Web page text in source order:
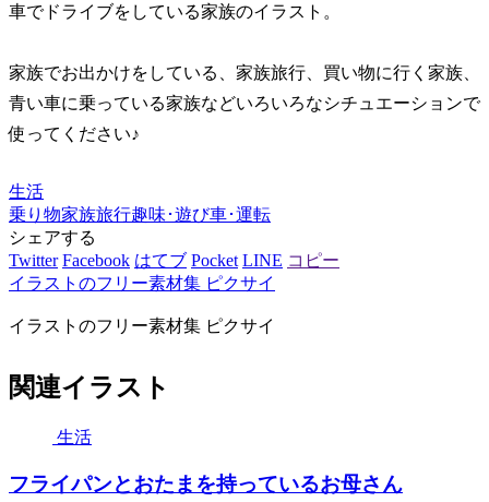
車でドライブをしている家族のイラスト。
家族でお出かけをしている、家族旅行、買い物に行く家族、
青い車に乗っている家族などいろいろなシチュエーションで
使ってください♪
生活
乗り物家族旅行趣味･遊び車･運転
シェアする
Twitter Facebook はてブ Pocket LINE コピー
イラストのフリー素材集 ピクサイ
イラストのフリー素材集 ピクサイ
関連イラスト
生活
フライパンとおたまを持っているお母さん